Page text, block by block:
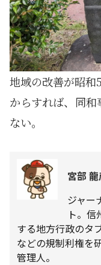
地域の改善が昭和
からすれば、同
ない。
宮部
ジャー
ト。
する地方行政のタ
などの規制利権を
管理人。